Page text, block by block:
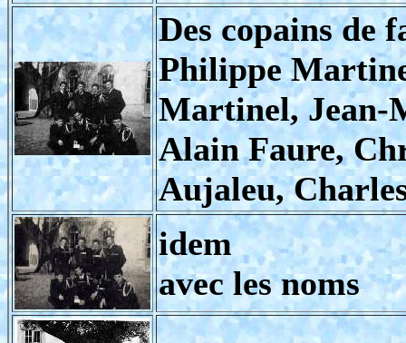
Des copains de
Philippe
Martinel, Jean-
Alain Faure,
Aujaleu,
idem
avec les noms